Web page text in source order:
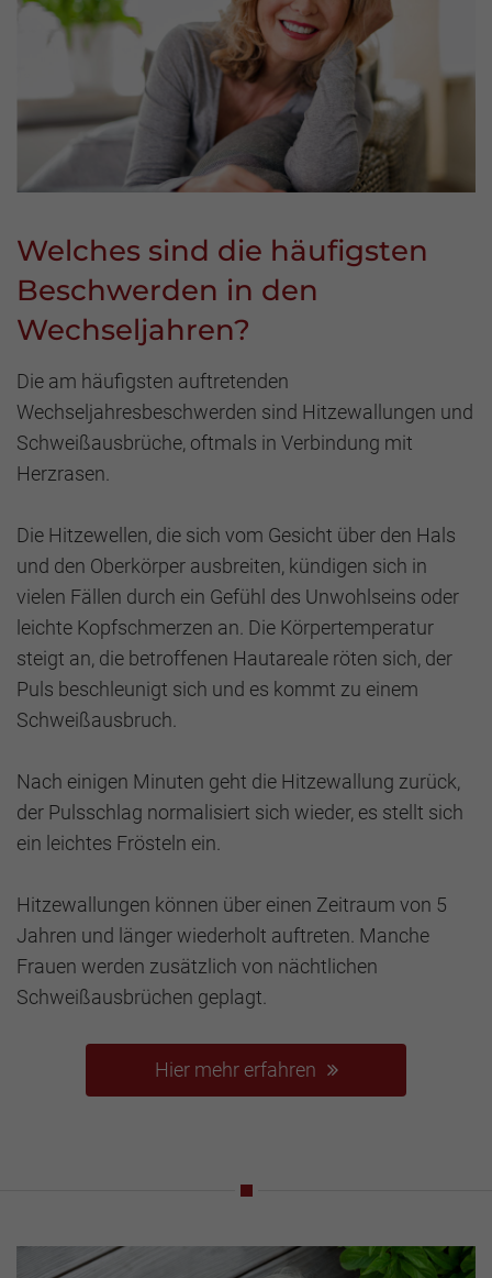
Welches sind die häufigsten
Beschwerden in den
Wechseljahren?
Die am häufigsten auftretenden
Wechseljahresbeschwerden sind Hitzewallungen und
Schweißausbrüche, oftmals in Verbindung mit
Herzrasen.
Die Hitzewellen, die sich vom Gesicht über den Hals
und den Oberkörper ausbreiten, kündigen sich in
vielen Fällen durch ein Gefühl des Unwohlseins oder
leichte Kopfschmerzen an. Die Körpertemperatur
steigt an, die betroffenen Hautareale röten sich, der
Puls beschleunigt sich und es kommt zu einem
Schweißausbruch.
Nach einigen Minuten geht die Hitzewallung zurück,
der Pulsschlag normalisiert sich wieder, es stellt sich
ein leichtes Frösteln ein.
Hitzewallungen können über einen Zeitraum von 5
Jahren und länger wiederholt auftreten. Manche
Frauen werden zusätzlich von nächtlichen
Schweißausbrüchen geplagt.
Hier mehr erfahren